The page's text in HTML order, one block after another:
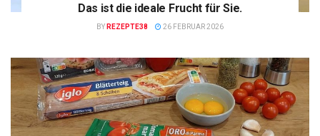
Das ist die ideale Frucht für Sie.
BY REZEPTE38 26 FEBRUAR 2026